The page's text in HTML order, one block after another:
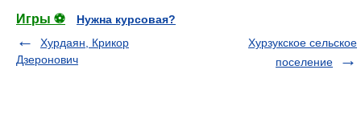
Игры ⚽
Нужна курсовая?
Хурдаян, Крикор
Дзеронович
Хурзукское сельское
поселение